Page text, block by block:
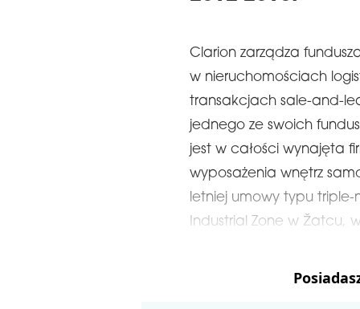
Clarion zarządza
w nieruchomościach
transakcjach sale-and-
jednego ze swoich
jest w całości wynajęta
wyposażenia wnętrz
letniej umowy typu triple-
Industrial Zone w Žatcu,